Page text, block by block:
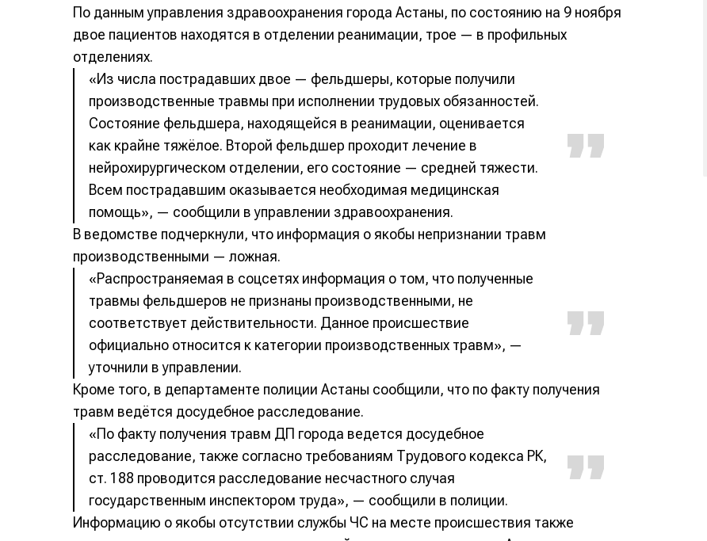
По данным управления здравоохранения города Астаны, по состоянию на 9 ноября
двое пациентов находятся в отделении реанимации, трое — в профильных
отделениях.
«Из числа пострадавших двое — фельдшеры, которые получили
производственные травмы при исполнении трудовых обязанностей.
Состояние фельдшера, находящейся в реанимации, оценивается
как крайне тяжёлое. Второй фельдшер проходит лечение в
нейрохирургическом отделении, его состояние — средней тяжести.
Всем пострадавшим оказывается необходимая медицинская
помощь», — сообщили в управлении здравоохранения.
В ведомстве подчеркнули, что информация о якобы непризнании травм
производственными — ложная.
«Распространяемая в соцсетях информация о том, что полученные
травмы фельдшеров не признаны производственными, не
соответствует действительности. Данное происшествие
официально относится к категории производственных травм», —
уточнили в управлении.
Кроме того, в департаменте полиции Астаны сообщили, что по факту получения
травм ведётся досудебное расследование.
«По факту получения травм ДП города ведется досудебное
расследование, также согласно требованиям Трудового кодекса РК,
ст. 188 проводится расследование несчастного случая
государственным инспектором труда», — сообщили в полиции.
Информацию о якобы отсутствии службы ЧС на месте происшествия также